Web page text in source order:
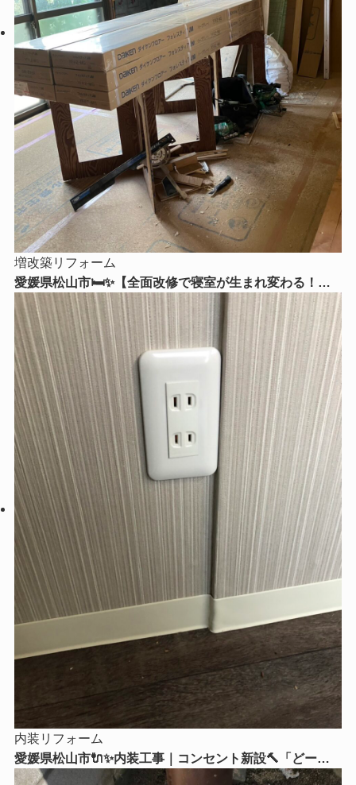
増改築リフォーム
愛媛県松山市🛏️✨【全面改修で寝室が生まれ変わる！】
心からくつろげる理想の寝室リフォームをご紹介😊
内装リフォーム
愛媛県松山市🔌✨内装工事｜コンセント新設🔨「どーー
してもここにコンセントが欲しい！」そんなお悩みはリ